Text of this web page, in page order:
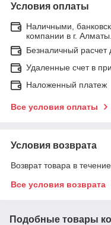
Условия оплаты
Наличными,
компании в г. Алматы.
Безналичный расчет
Удаленные счет в
Наложенный платеж
Все условия оплаты
Условия возврата
Возврат товара в
Все условия возврата
Подобные товары